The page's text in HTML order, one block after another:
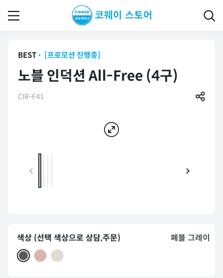
BEST [프로모션 진행중]
노블 인덕션 All-Free (4구)
CIR-F41
색상 (선택 색상으로 상담,주문) 페블 그레이